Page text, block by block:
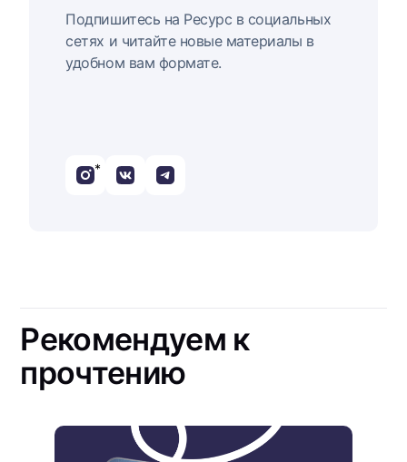
Подпишитесь на Ресурс в социальных
сетях и читайте новые материалы в
удобном вам формате.
*
Рекомендуем к
прочтению